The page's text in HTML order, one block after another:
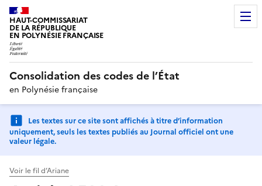
HAUT-COMMISSARIAT
DE LA RÉPUBLIQUE
EN POLYNÉSIE FRANÇAISE
Consolidation des codes de l’État
en Polynésie française
Les textes sur ce site sont affichés à titre d’information
uniquement, seuls les textes publiés au Journal officiel ont une
valeur légale.
Voir le fil d’Ariane